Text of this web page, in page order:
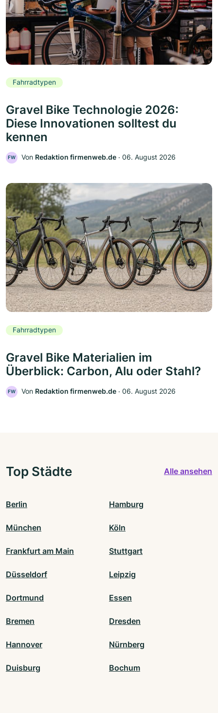
Fahrradtypen
Gravel Bike Technologie 2026:
Diese Innovationen solltest du
kennen
FW Von Redaktion firmenweb.de ‧ 06. August 2026
Fahrradtypen
Gravel Bike Materialien im
Überblick: Carbon, Alu oder Stahl?
FW Von Redaktion firmenweb.de ‧ 06. August 2026
Top Städte Alle ansehen
Berlin Hamburg
München Köln
Frankfurt am Main Stuttgart
Düsseldorf Leipzig
Dortmund Essen
Bremen Dresden
Hannover Nürnberg
Duisburg Bochum